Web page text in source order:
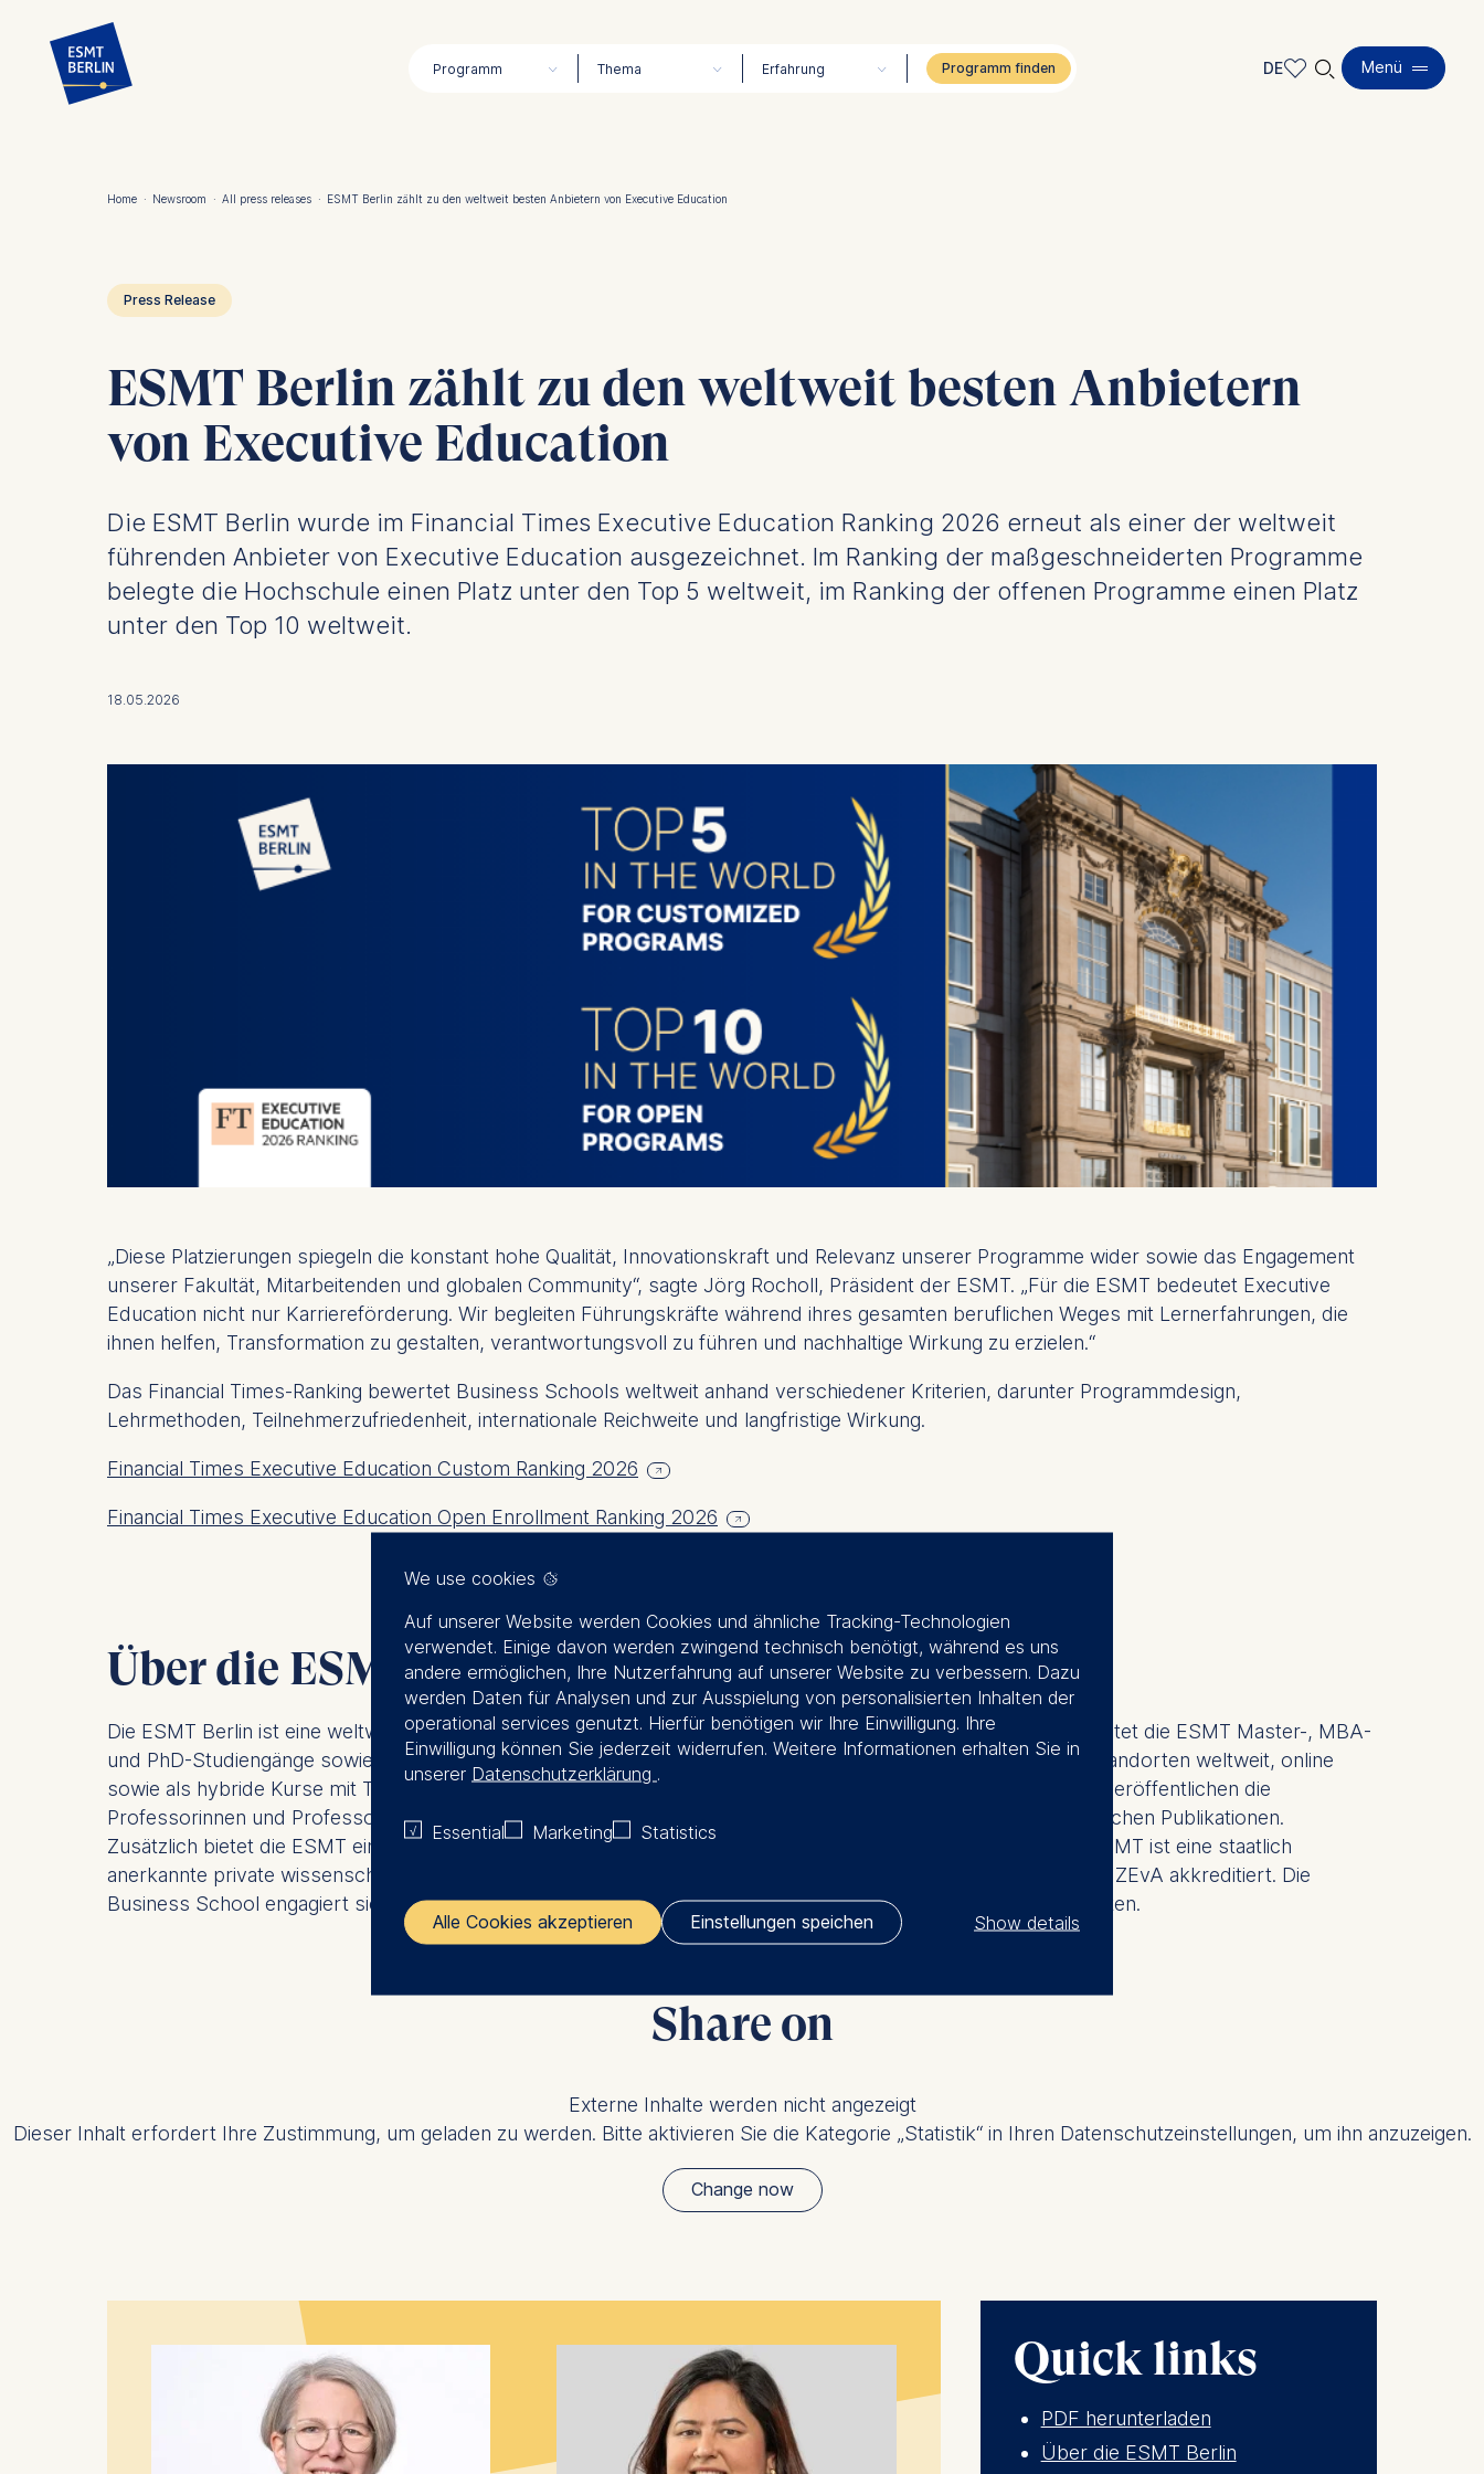
Inhalt
Programm Thema Erfahrung DE 🔍︎ Menü
Home · Newsroom · All press releases · ESMT Berlin zählt zu den weltweit besten Anbietern von Executive Education
Press Release
ESMT Berlin zählt zu den weltweit besten Anbietern
von Executive Education
Die ESMT Berlin wurde im Financial Times Executive Education Ranking 2026 erneut als einer der weltweit
führenden Anbieter von Executive Education ausgezeichnet. Im Ranking der maßgeschneiderten Programme
belegte die Hochschule einen Platz unter den Top 5 weltweit, im Ranking der offenen Programme einen Platz
unter den Top 10 weltweit.
18.05.2026
„Diese Platzierungen spiegeln die konstant hohe Qualität, Innovationskraft und Relevanz unserer Programme wider sowie das Engagement
unserer Fakultät, Mitarbeitenden und globalen Community“, sagte Jörg Rocholl, Präsident der ESMT. „Für die ESMT bedeutet Executive
Education nicht nur Karriereförderung. Wir begleiten Führungskräfte während ihres gesamten beruflichen Weges mit Lernerfahrungen, die
ihnen helfen, Transformation zu gestalten, verantwortungsvoll zu führen und nachhaltige Wirkung zu erzielen.“
Das Financial Times-Ranking bewertet Business Schools weltweit anhand verschiedener Kriterien, darunter Programmdesign,
Lehrmethoden, Teilnehmerzufriedenheit, internationale Reichweite und langfristige Wirkung.
Financial Times Executive Education Custom Ranking 2026
Financial Times Executive Education Open Enrollment Ranking 2026
Über die ESMT Berlin
Die ESMT Berlin ist eine weltweit führende Wirtschaftsuniversität. Von 25 globalen Unternehmen gegründet, bietet die ESMT Master-, MBA-
und PhD-Studiengänge sowie Managementweiterbildung an. Die Kurse werden auf dem Berliner Campus, an Standorten weltweit, online
sowie als hybride Kurse mit Teilpräsenz angeboten. Mit einem Fokus auf Leadership, Innovation und Analytics veröffentlichen die
Professorinnen und Professoren der ESMT regelmäßig ihre Forschungsergebnisse in führenden wissenschaftlichen Publikationen.
Zusätzlich bietet die ESMT eine Plattform für den Diskurs zwischen Politik, Wirtschaft und Wissenschaft. Die ESMT ist eine staatlich
anerkannte private wissenschaftliche Hochschule mit Promotionsrecht und ist von AACSB, AMBA, EQUIS und ZEvA akkreditiert. Die
Business School engagiert sich für Vielfalt, Gleichstellung und Inklusion in all ihren Aktivitäten und Gemeinschaften.
Share on
Externe Inhalte werden nicht angezeigt
Dieser Inhalt erfordert Ihre Zustimmung, um geladen zu werden. Bitte aktivieren Sie die Kategorie „Statistik“ in Ihren Datenschutzeinstellungen, um ihn anzuzeigen.
Change now
Quick links
PDF herunterladen
Über die ESMT Berlin
We use cookies
Auf unserer Website werden Cookies und ähnliche Tracking-Technologien
verwendet. Einige davon werden zwingend technisch benötigt, während es uns
andere ermöglichen, Ihre Nutzerfahrung auf unserer Website zu verbessern. Dazu
werden Daten für Analysen und zur Ausspielung von personalisierten Inhalten der
operational services genutzt. Hierfür benötigen wir Ihre Einwilligung. Ihre
Einwilligung können Sie jederzeit widerrufen. Weitere Informationen erhalten Sie in
unserer Datenschutzerklärung .
Essential Marketing Statistics
Alle Cookies akzeptieren Einstellungen speichen Show details
The controller responsible for data processing is
ESMT European School of Management and Technology GmbH
We use cookies for the following purposes:
Marketing and personalized content
User behavior
The storage duration of cookies varies depending on the cookie and is a
maximum of 24 months. The legal basis for processing is Legitimate Interest (Art.
6(1)(f)) GDPR and your consent pursuant to Article 6(1)(a) GDPR.